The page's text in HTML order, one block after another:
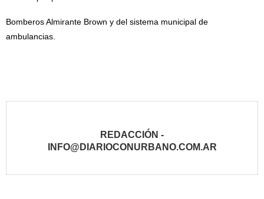
Bomberos Almirante Brown y del sistema municipal de
ambulancias.
REDACCIÓN -
INFO@DIARIOCONURBANO.COM.AR